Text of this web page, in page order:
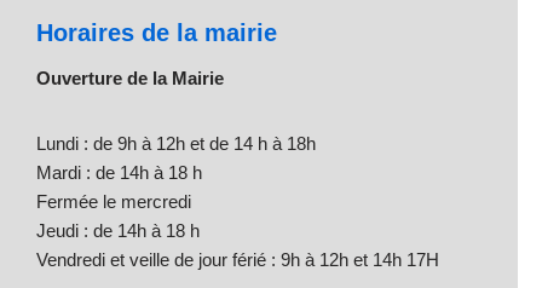
Horaires de la mairie
Ouverture de la Mairie
Lundi : de 9h à 12h et de 14 h à 18h
Mardi : de 14h à 18 h
Fermée le mercredi
Jeudi : de 14h à 18 h
Vendredi et veille de jour férié : 9h à 12h et 14h 17H